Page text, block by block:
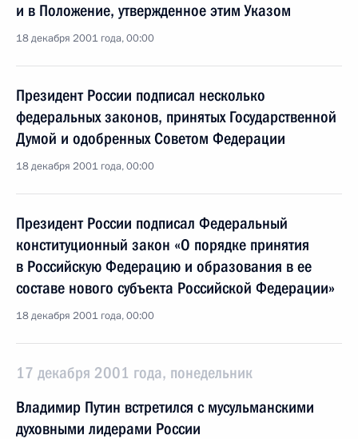
и в Положение, утвержденное этим Указом
18 декабря 2001 года, 00:00
Президент России подписал несколько
федеральных законов, принятых Государственной
Думой и одобренных Советом Федерации
18 декабря 2001 года, 00:00
Президент России подписал Федеральный
конституционный закон «О порядке принятия
в Российскую Федерацию и образования в ее
составе нового субъекта Российской Федерации»
18 декабря 2001 года, 00:00
17 декабря 2001 года, понедельник
Владимир Путин встретился с мусульманскими
духовными лидерами России